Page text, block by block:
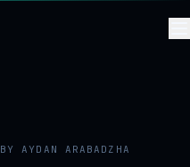
BYAYDAN ARABADZHA